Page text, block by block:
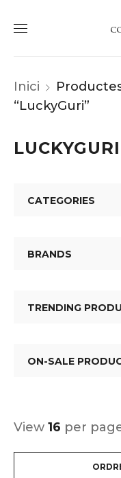
Inici
“LuckyGuri”
LUCKYGURI
CATEGORIES
BRANDS
TRENDING
ON-SALE
View 16 per